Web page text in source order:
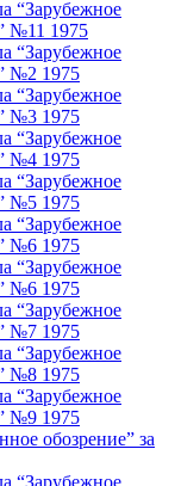
“Зарубежное
№11 1975
“Зарубежное
№2 1975
“Зарубежное
№3 1975
“Зарубежное
№4 1975
“Зарубежное
№5 1975
“Зарубежное
№6 1975
“Зарубежное
№6 1975
“Зарубежное
№7 1975
“Зарубежное
№8 1975
“Зарубежное
№9 1975
обозрение” за
“Зарубежное